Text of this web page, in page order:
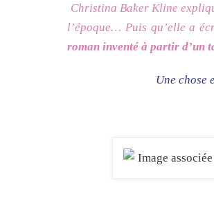
Christina Baker Kline
l’époque… Puis qu’elle a
roman inventé à partir d’un
Une chose